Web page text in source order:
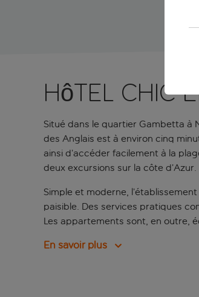
Hôtel chic
Situé dans le quartier Gambetta à
des Anglais est à environ cinq
ainsi d’accéder facilement à la
deux excursions sur la côte d’Azur.
Simple et moderne,
paisible. Des services pratiques
Les appartements sont, en outre,
En savoir plus